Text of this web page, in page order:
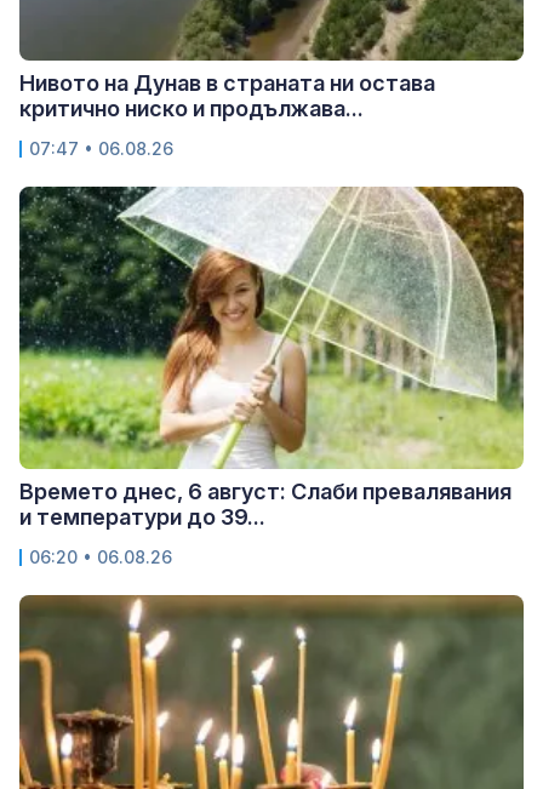
Нивото на Дунав в страната ни остава
критично ниско и продължава...
07:47 • 06.08.26
Времето днес, 6 август: Слаби превалявания
и температури до 39...
06:20 • 06.08.26